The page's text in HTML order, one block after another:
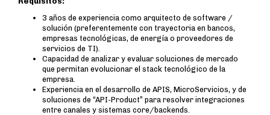
3 años de experiencia como arquitecto de software /
solución (preferentemente con trayectoria en bancos,
empresas tecnológicas, de energía o proveedores de
servicios de TI).
Capacidad de analizar y evaluar soluciones de mercado
que permitan evolucionar el stack tecnológico de la
empresa.
Experiencia en el desarrollo de APIS, MicroServicios, y de
soluciones de “API-Product” para resolver integraciones
entre canales y sistemas core/backends.